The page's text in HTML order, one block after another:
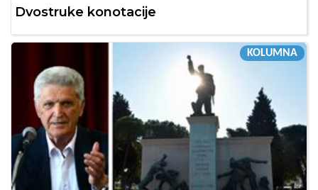
Dvostruke konotacije
KOLUMNA